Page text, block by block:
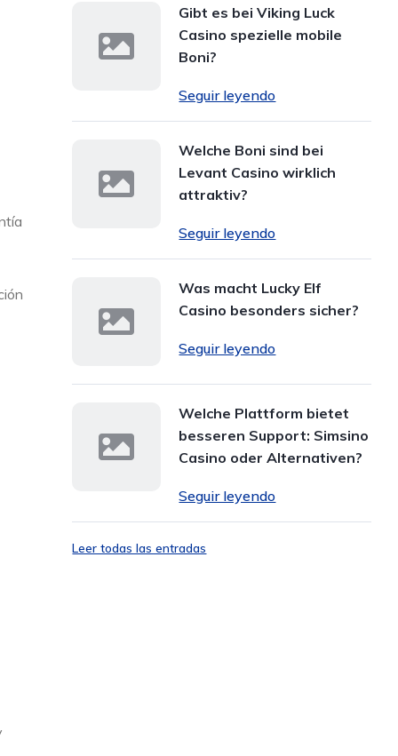
Gibt es bei Viking Luck
Casino spezielle mobile
Boni?
Seguir leyendo
Welche Boni sind bei
Levant Casino wirklich
attraktiv?
Seguir leyendo
Was macht Lucky Elf
Casino besonders sicher?
Seguir leyendo
Welche Plattform bietet
besseren Support: Simsino
Casino oder Alternativen?
Seguir leyendo
Leer todas las entradas